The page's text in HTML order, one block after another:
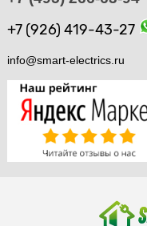
+7 (926) 419-43-27
info@smart-electrics.ru